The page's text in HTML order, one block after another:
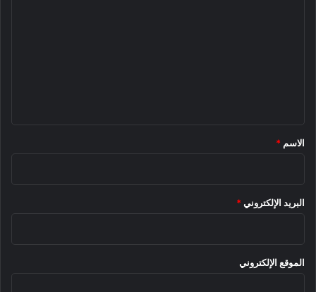
*
الاسم *
البريد الإلكتروني *
الموقع الإلكتروني